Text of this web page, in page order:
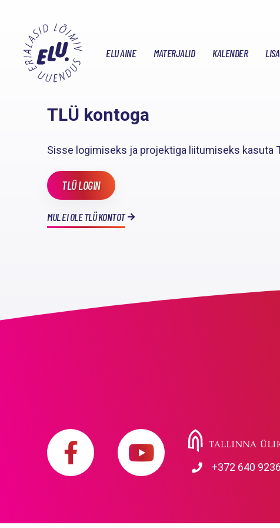
ELU AINE MATERJALID KALENDER
TLÜ kontoga
Sisse logimiseks ja projektiga liitumiseks kasuta
TLÜ LOGIN
MUL EI OLE TLÜ KONTOT
+372 640 9236